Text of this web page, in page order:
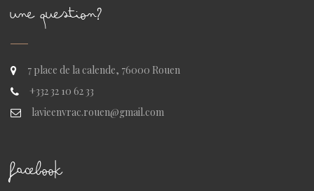
UNE QUESTION?
7 place de la calende, 76000 Rouen
+332 32 10 62 33
lavieenvrac.rouen@gmail.com
FACEBOOK